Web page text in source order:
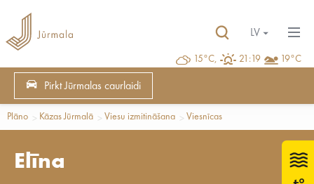
15°C, 21:19 19°C
LV
Pirkt Jūrmalas caurlaidi
Plāno Kāzas Jūrmalā Viesu izmitināšana Viesnīcas
Elīna